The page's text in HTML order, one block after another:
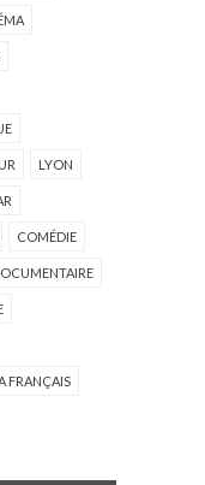
LYON
COMÉDIE
FRANÇAIS